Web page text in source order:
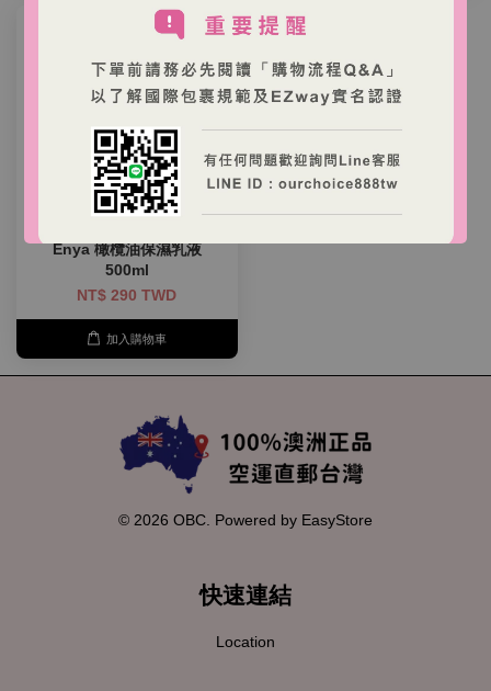
Enya 橄欖油保濕乳液
500ml
NT$ 290 TWD
加入購物車
© 2026 OBC. Powered by EasyStore
快速連結
Location